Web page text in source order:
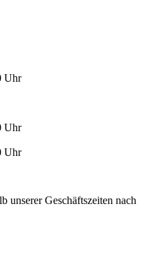
Uhr
Uhr
Uhr
unserer Geschäftszeiten nach